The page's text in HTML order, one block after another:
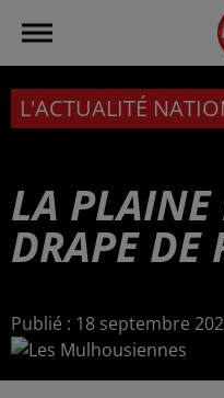
L'ACTUALITÉ
LA PLAINE
DRAPE DE
Publié : 18 septembre